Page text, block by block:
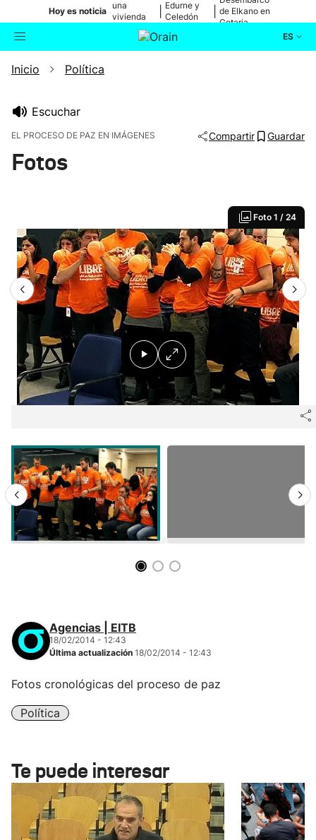
Hoy es noticia
una
vivienda
de Bilbao
Edurne y
Celedón
de Elkano en
Getaria
ES
Buscador
Inicio Política
Escuchar
EL PROCESO DE PAZ EN IMÁGENES Compartir Guardar
Fotos
Foto 1 / 24
Agencias | EITB
18/02/2014 - 12:43
Última actualización 18/02/2014 - 12:43
Fotos cronológicas del proceso de paz
Política
Te puede interesar